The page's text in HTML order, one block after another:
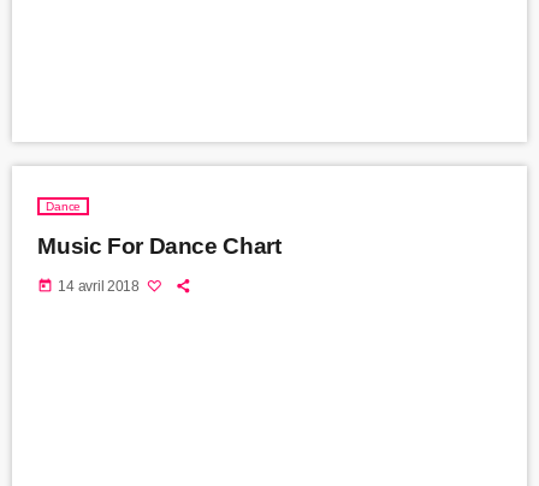
Dance
Music For Dance Chart
today 14 avril 2018